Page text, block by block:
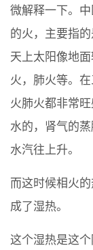
微解释一下。
的火，主要指
天上太阳像地
火，肺火等。
火肺火都非常
水的，肾气的
水汽往上升。
而这时候相火
成了湿热。
这个湿热是这